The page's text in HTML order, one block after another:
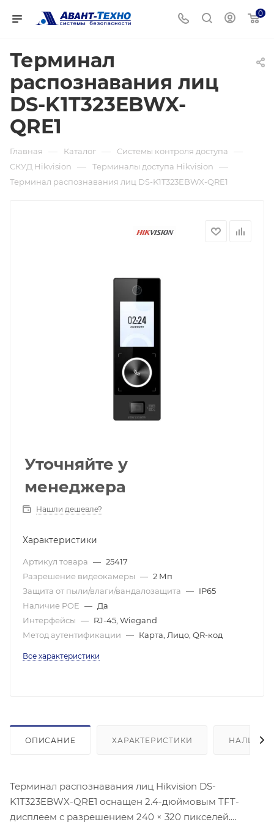
0
Терминал
распознавания лиц
DS-K1T323EBWX-
QRE1
Главная — Каталог — Системы контроля доступа —
СКУД Hikvision — Терминалы доступа Hikvision —
Терминал распознавания лиц DS-K1T323EBWX-QRE1
Уточняйте у
менеджера
Нашли дешевле?
Характеристики
Артикул товара — 25417
Разрешение видеокамеры — 2 Мп
Защита от пыли/влаги/вандалозащита — IP65
Наличие POE — Да
Интерфейсы — RJ-45, Wiegand
Метод аутентификации — Карта, Лицо, QR-код
Все характеристики
ОПИСАНИЕ ХАРАКТЕРИСТИКИ НАЛИЧИЕ
Терминал распознавания лиц Hikvision DS-
K1T323EBWX-QRE1 оснащен 2.4-дюймовым TFT-
дисплеем с разрешением 240 × 320 пикселей.